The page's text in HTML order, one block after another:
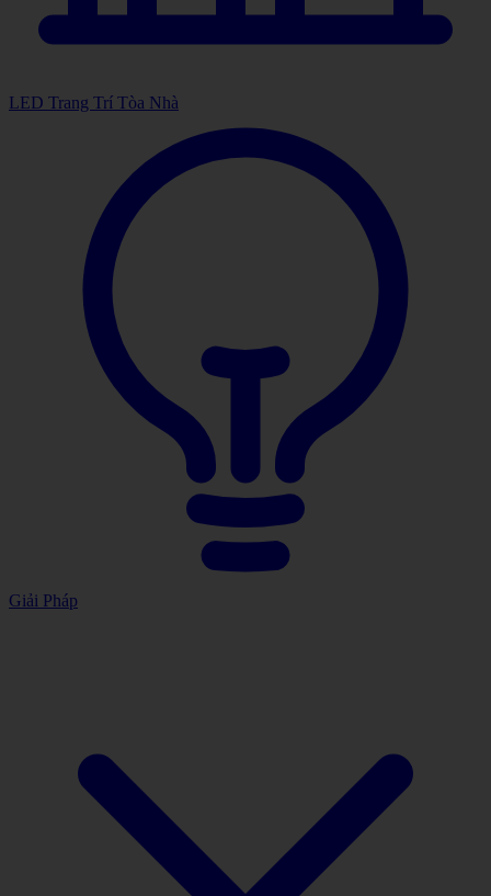
LED Trang Trí Tòa Nhà
Giải Pháp